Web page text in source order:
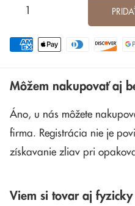
Môžem nakupovať aj
Áno, u nás môžete
firma. Registrácia nie je
získavanie zliav pri
Viem si tovar aj